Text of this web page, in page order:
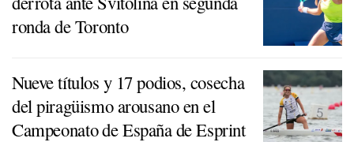
ronda de Toronto
Nueve títulos y 17 podios, cosecha
del piragüismo arousano en el
Campeonato de España de Esprint